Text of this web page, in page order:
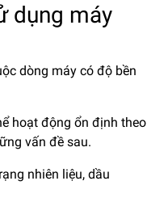
dụng máy
dòng máy có độ bền
hoạt động ổn định theo
vấn đề sau.
nhiên liệu, dầu